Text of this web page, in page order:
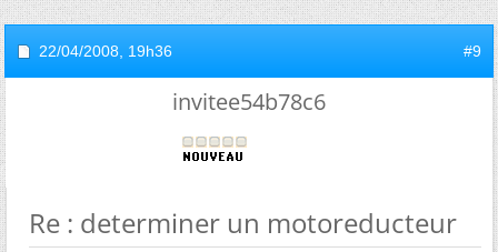
22/04/2008, 19h36 #9
invitee54b78c6
Re : determiner un motoreducteur